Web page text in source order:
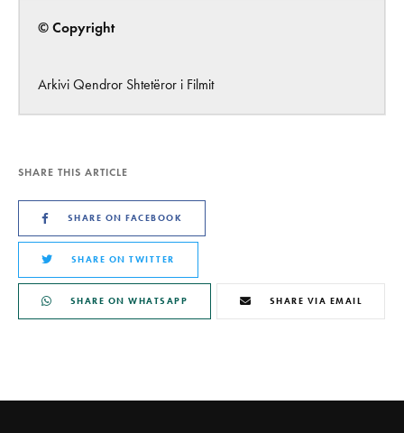
© Copyright
Arkivi Qendror Shtetëror i Filmit
SHARE THIS ARTICLE
SHARE ON FACEBOOK
SHARE ON TWITTER
SHARE ON WHATSAPP SHARE VIA EMAIL